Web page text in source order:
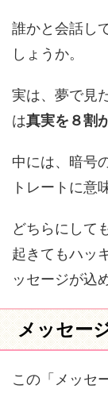
誰かと会話し
しょうか。
実は、夢で見
は真実を８割
中には、暗号
トレートに意
どちらにして
起きてもハッ
ッセージが込
メッセー
この「メッセ